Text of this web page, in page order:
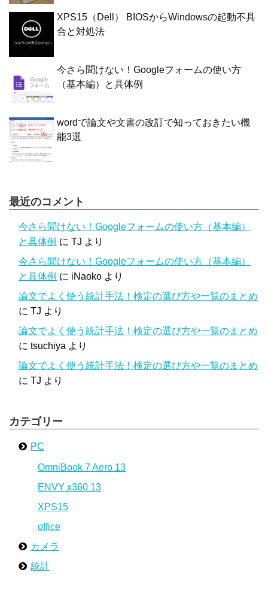
XPS15（Dell） BIOSからWindowsの起動不具
合と対処法
今さら聞けない！Googleフォームの使い方
（基本編）と具体例
wordで論文や文書の改訂で知っておきたい機
能3選
最近のコメント
今さら聞けない！Googleフォームの使い方（基本編）
と具体例 に TJ より
今さら聞けない！Googleフォームの使い方（基本編）
と具体例 に iNaoko より
論文でよく使う統計手法！検定の選び方や一覧のまとめ
に TJ より
論文でよく使う統計手法！検定の選び方や一覧のまとめ
に tsuchiya より
論文でよく使う統計手法！検定の選び方や一覧のまとめ
に TJ より
カテゴリー
PC
OmniBook 7 Aero 13
ENVY x360 13
XPS15
office
カメラ
統計